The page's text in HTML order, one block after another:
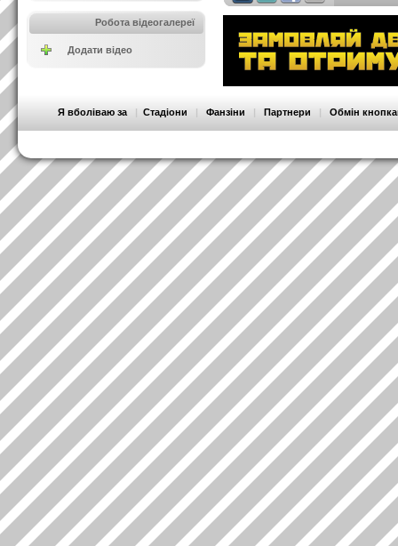
Робота відеогалереї
Додати відео
Я вболіваю за | Стадіони | Фанзіни | Партнери | Обмін